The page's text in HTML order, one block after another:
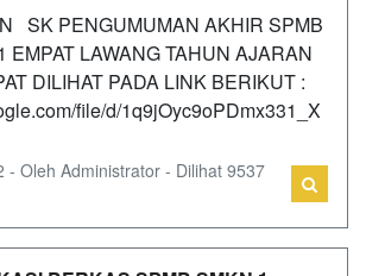
SK PENGUMUMAN AKHIR SPMB
EMPAT LAWANG TAHUN AJARAN
DILIHAT PADA LINK BERIKUT :
file/d/1q9jOyc9oPDmx331_X
- Oleh Administrator - Dilihat 9537